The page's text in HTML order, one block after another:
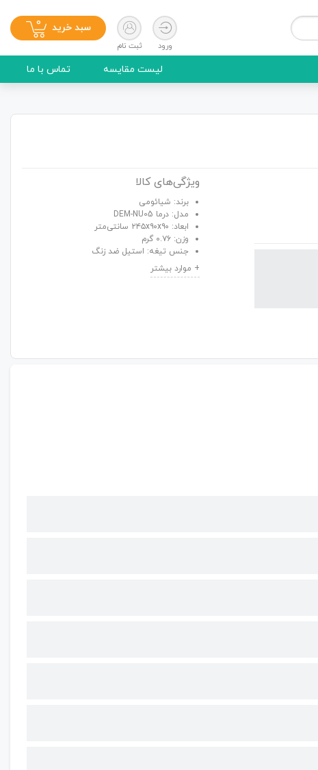
ورود ثبت نام
سبد خرید 0
لیست مقایسه تماس با ما
ویژگی‌های کالا
برند: شیائومی
مدل: درما DEM-NU05
ابعاد: ۲۴۵x۹۰x۹۰ سانتی‌متر
وزن: ۰.۷۶ گرم
جنس تیغه: استیل ضد زنگ